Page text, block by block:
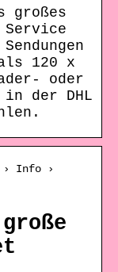
großes
Service
120 x
oder
der DHL
› Info ›